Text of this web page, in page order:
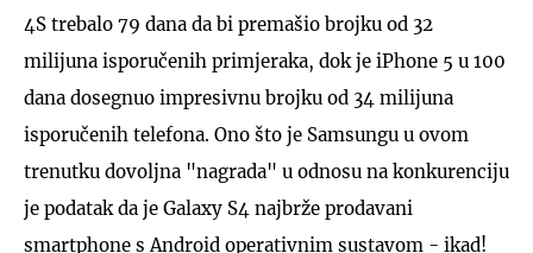
4S trebalo 79 dana da bi premašio brojku od 32
milijuna isporučenih primjeraka, dok je iPhone 5 u 100
dana dosegnuo impresivnu brojku od 34 milijuna
isporučenih telefona. Ono što je Samsungu u ovom
trenutku dovoljna "nagrada" u odnosu na konkurenciju
je podatak da je Galaxy S4 najbrže prodavani
smartphone s Android operativnim sustavom - ikad!